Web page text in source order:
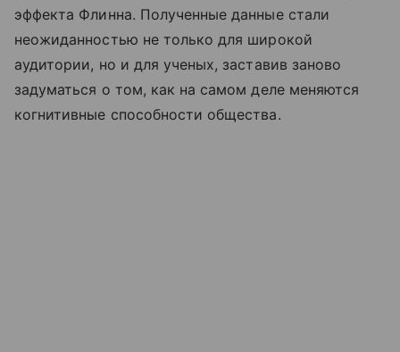
эффекта Флинна. Полученные данные стали
неожиданностью не только для широкой
аудитории, но и для ученых, заставив заново
задуматься о том, как на самом деле меняются
когнитивные способности общества.